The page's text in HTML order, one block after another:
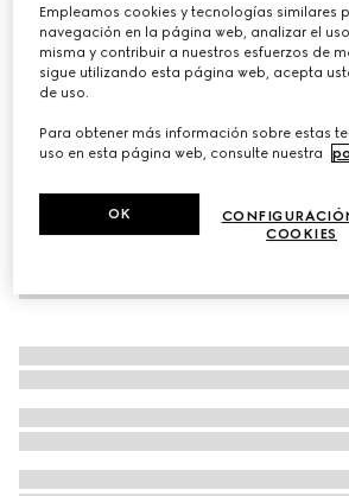
MXN 5,400
Variacionesazul
Empleamos cookies y tecnologías similares
navegación en la página web, analizar el
misma y contribuir a nuestros esfuerzos de
sigue utilizando esta página web, acepta
de uso.
Para obtener más información sobre estas
uso en esta página web, consulte nuestra
COOKIES
OK